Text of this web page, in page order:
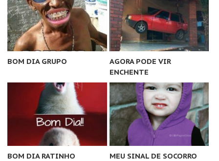
BOM DIA GRUPO
AGORA PODE VIR
ENCHENTE
BOM DIA RATINHO MEU SINAL DE SOCORRO